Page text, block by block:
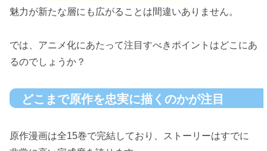
魅力が新たな層にも広がることは間違いありません。
では、アニメ化にあたって注目すべきポイントはどこにあ
るのでしょうか？
どこまで原作を忠実に描くのかが注目
原作漫画は全15巻で完結しており、ストーリーはすでに